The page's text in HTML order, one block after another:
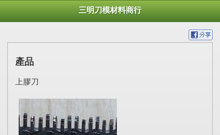
三明刀模材料商行
產品
上膠刀